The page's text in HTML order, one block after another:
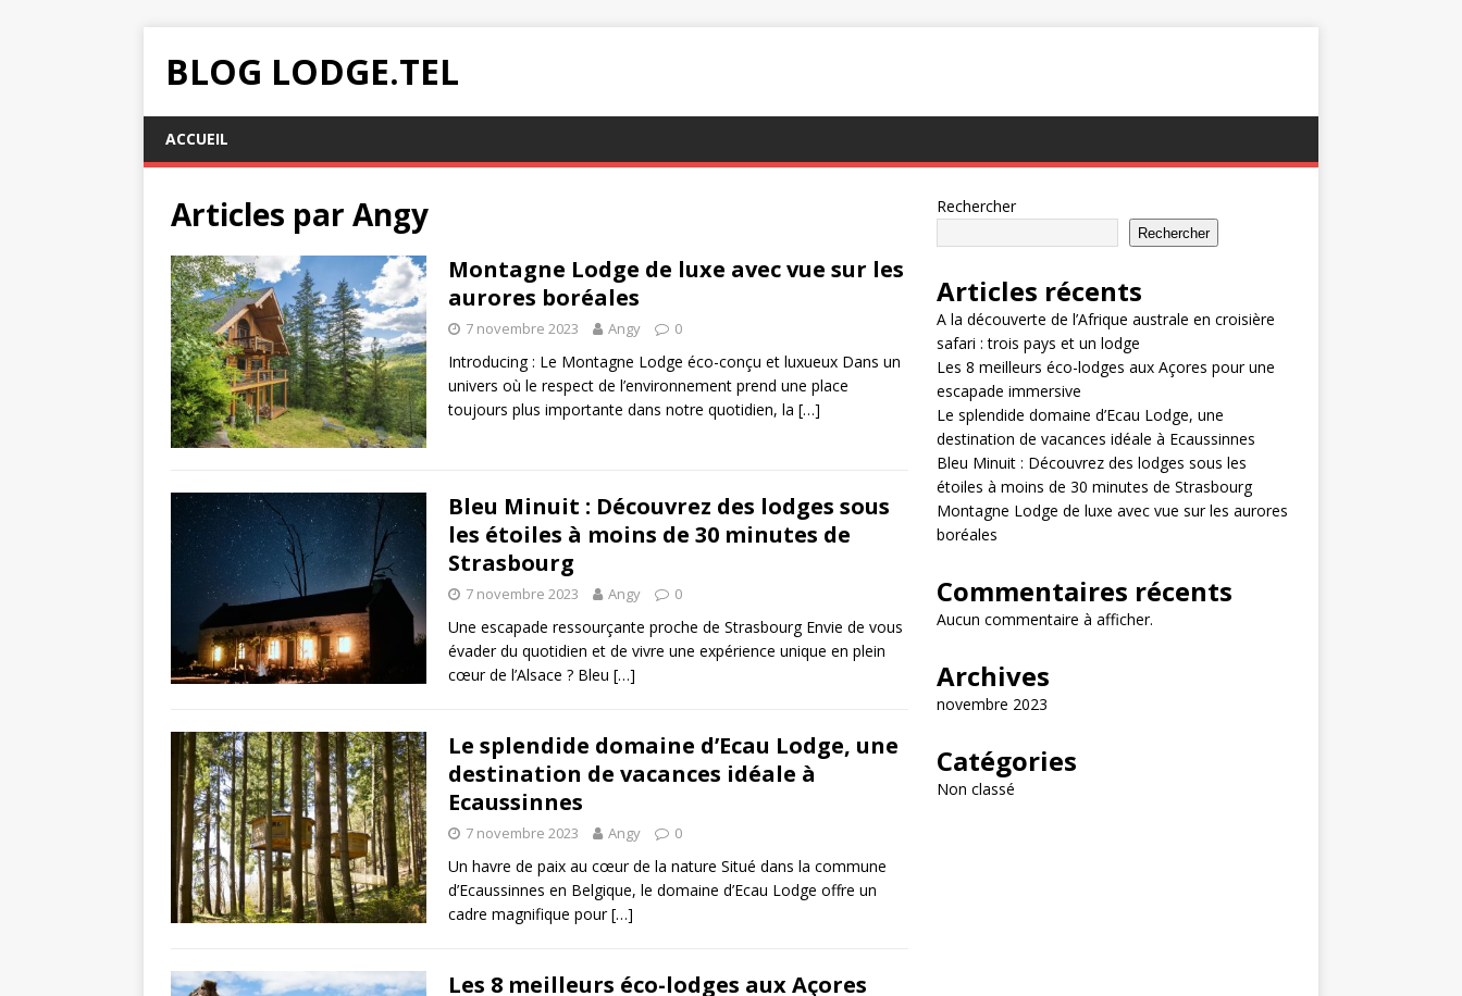
BLOG LODGE.TEL
ACCUEIL
Articles par Angy
Montagne Lodge de luxe avec vue sur les
aurores boréales
7 novembre 2023 Angy 0
Introducing : Le Montagne Lodge éco-conçu et luxueux Dans un
univers où le respect de l’environnement prend une place
toujours plus importante dans notre quotidien, la […]
Bleu Minuit : Découvrez des lodges sous
les étoiles à moins de 30 minutes de
Strasbourg
7 novembre 2023 Angy 0
Une escapade ressourçante proche de Strasbourg Envie de vous
évader du quotidien et de vivre une expérience unique en plein
cœur de l’Alsace ? Bleu […]
Le splendide domaine d’Ecau Lodge, une
destination de vacances idéale à
Ecaussinnes
7 novembre 2023 Angy 0
Un havre de paix au cœur de la nature Situé dans la commune
d’Ecaussinnes en Belgique, le domaine d’Ecau Lodge offre un
cadre magnifique pour[…]
Les 8 meilleurs éco-lodges aux Açores
Rechercher
Rechercher
Articles récents
A la découverte de l’Afrique australe en croisière
safari : trois pays et un lodge
Les 8 meilleurs éco-lodges aux Açores pour une
escapade immersive
Le splendide domaine d’Ecau Lodge, une
destination de vacances idéale à Ecaussinnes
Bleu Minuit : Découvrez des lodges sous les
étoiles à moins de 30 minutes de Strasbourg
Montagne Lodge de luxe avec vue sur les aurores
boréales
Commentaires récents
Aucun commentaire à afficher.
Archives
novembre 2023
Catégories
Non classé